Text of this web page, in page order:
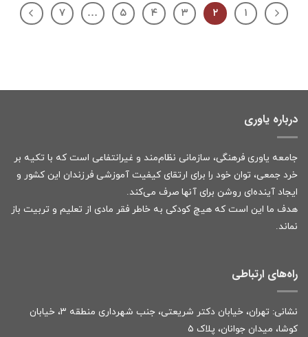
۱ ۲ ۳ ۴ ۵ … ۷
درباره یاوری
جامعه یاوری فرهنگی، سازمانی نظام‌مند و غیرانتفاعی است که با تکیه بر
خرد جمعی، توان خود را برای ارتقای کیفیت آموزشی فرزندان این کشور و
ایجاد آینده‌ای روشن برای آنها صرف می‌کند.
هدف ما این است که هیچ کودکی به خاطر فقر مادی از تعلیم و تربیت باز
نماند.
راه‌های ارتباطی
نشانی: تهران، خیابان دکتر شریعتی، جنب شهرداری منطقه ۳، خیابان
کوشا، میدان جوانان، پلاک ۵